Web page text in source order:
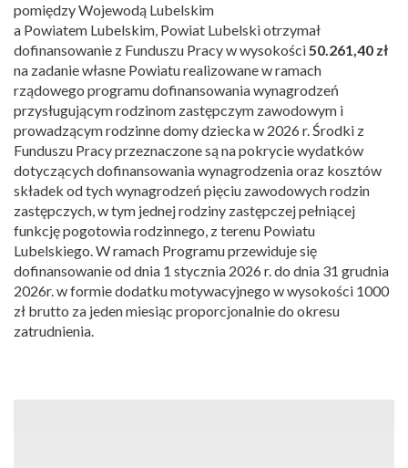
pomiędzy Wojewodą Lubelskim
a Powiatem Lubelskim, Powiat Lubelski otrzymał
dofinansowanie z Funduszu Pracy w wysokości50.261,40 zł
na zadanie własne Powiatu realizowane w ramach
rządowego programu dofinansowania wynagrodzeń
przysługującym rodzinom zastępczym zawodowym i
prowadzącym rodzinne domy dziecka w 2026 r. Środki z
Funduszu Pracy przeznaczone są na pokrycie wydatków
dotyczących dofinansowania wynagrodzenia oraz kosztów
składek od tych wynagrodzeń pięciu zawodowych rodzin
zastępczych, w tym jednej rodziny zastępczej pełniącej
funkcję pogotowia rodzinnego, z terenu Powiatu
Lubelskiego. W ramach Programu przewiduje się
dofinansowanie od dnia 1 stycznia 2026 r. do dnia 31 grudnia
2026r. w formie dodatku motywacyjnego w wysokości 1000
zł brutto za jeden miesiąc proporcjonalnie do okresu
zatrudnienia.